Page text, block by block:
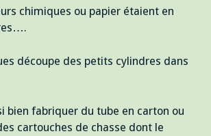
chimiques ou papier étaient en
découpe des petits cylindres dans
bien fabriquer du tube en carton ou
cartouches de chasse dont le